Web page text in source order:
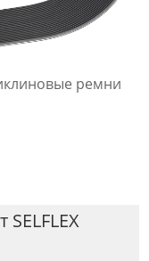
ремни